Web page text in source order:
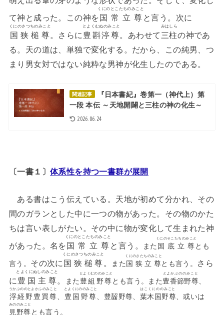
て神と成った。この神を国常立尊
くにのとこたちのみこと
と言う。次に
国狭槌尊
くにのさつちのみこと
。さらに豊斟渟尊
とよくむぬのみこと
。あわせて三柱
みはしら
の神であ
る。天の道は、単独で変化する。だから、この純男、つ
まり男女対ではない純粋な男神が化生したのである。
関連記事
『日本書紀』巻第一（神代上）第
一段 本伝 ～天地開闢と三柱の神の化生～
2026.06.24
〔一書１〕 体系性を持つ一書群が展開
ある書はこう伝えている。天地が初めて分かれ、その
間のガランとした中に一つの物があった。その物のかた
ちは言い表しがたい。その中に物が変化して生まれた神
があった。名を国常立尊
くにのとこたちのみこと
と言う。 また 国底立尊
くにのそこたちのみこと
とも
言う。 その次に国狭槌尊
くにのさつちのみこと
。 また国狭立尊
くにのさたちのみこと
とも言う。 さら
に豊国主尊
とよくにぬしのみこと
。 また 豊組野尊
とよくむののみこと
とも言う。また豊香節野尊
とよかぶののみこと
浮経野豊買尊
うかぶののとよかふのみこと
豊国野尊
とよくにののみこと
、豊齧野尊、 葉木国野尊
はこくにののみこと
、或いは
見野尊
みののみこと
とも言う。